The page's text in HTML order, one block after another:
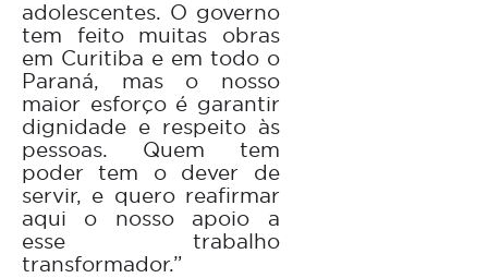
adolescentes. O governo
tem feito muitas obras
em Curitiba e em todo o
Paraná, mas o nosso
maior esforço é garantir
dignidade e respeito às
pessoas. Quem tem
poder tem o dever de
servir, e quero reafirmar
aqui o nosso apoio a
esse trabalho
transformador.”